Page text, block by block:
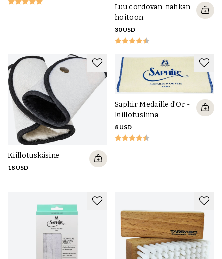
Luu cordovan-nahkan
hoitoon
30 USD
Kiillotuskäsine
18 USD
Saphir Medaille d'Or -
kiillotusliina
8 USD